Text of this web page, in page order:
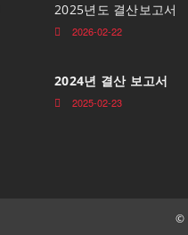
2025년도 결산보고서
2026-02-22
2024년 결산 보고서
2025-02-23
©